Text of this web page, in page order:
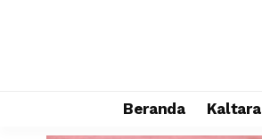
Beranda Kaltara